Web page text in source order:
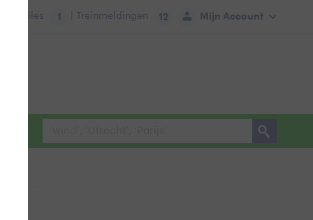
Mijn Account
Files 1 | Treinmeldingen 12